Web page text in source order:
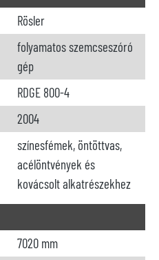
Rösler
folyamatos szemcseszóró
gép
RDGE 800-4
2004
színesfémek, öntöttvas,
acélöntvények és
kovácsolt alkatrészekhez
7020 mm